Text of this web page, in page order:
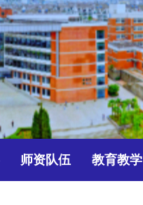
师资队伍 教育教学